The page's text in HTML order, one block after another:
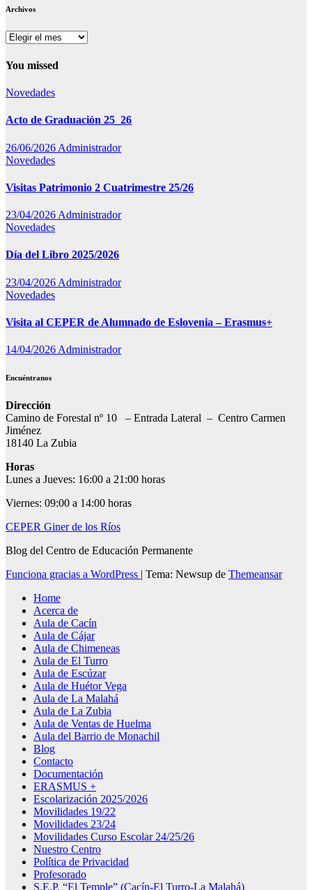
Archivos
Archivos
You missed
Novedades
Acto de Graduación 25_26
26/06/2026 Administrador
Novedades
Visitas Patrimonio 2 Cuatrimestre 25/26
23/04/2026 Administrador
Novedades
Día del Libro 2025/2026
23/04/2026 Administrador
Novedades
Visita al CEPER de Alumnado de Eslovenia – Erasmus+
14/04/2026 Administrador
Encuéntranos
Dirección
Camino de Forestal nº 10 – Entrada Lateral – Centro Carmen
Jiménez
18140 La Zubia
Horas
Lunes a Jueves: 16:00 a 21:00 horas
Viernes: 09:00 a 14:00 horas
CEPER Giner de los Ríos
Blog del Centro de Educación Permanente
Funciona gracias a WordPress | Tema: Newsup de Themeansar
Home
Acerca de
Aula de Cacín
Aula de Cájar
Aula de Chimeneas
Aula de El Turro
Aula de Escúzar
Aula de Huétor Vega
Aula de La Malahá
Aula de La Zubia
Aula de Ventas de Huelma
Aula del Barrio de Monachil
Blog
Contacto
Documentación
ERASMUS +
Escolarización 2025/2026
Movilidades 19/22
Movilidades 23/24
Movilidades Curso Escolar 24/25/26
Nuestro Centro
Política de Privacidad
Profesorado
S.E.P. “El Temple” (Cacín-El Turro-La Malahá)